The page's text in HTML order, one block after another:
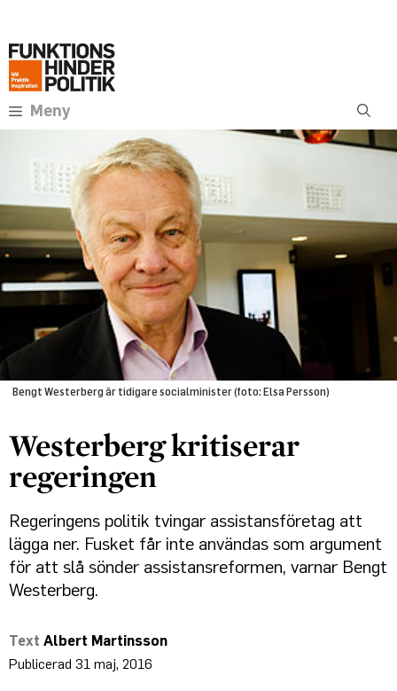
innehåll
Meny
Bengt Westerberg är tidigare socialminister (foto: Elsa Persson)
Westerberg kritiserar
regeringen
Regeringens politik tvingar assistansföretag att
lägga ner. Fusket får inte användas som argument
för att slå sönder assistansreformen, varnar Bengt
Westerberg.
Albert Martinsson
31 maj, 2016